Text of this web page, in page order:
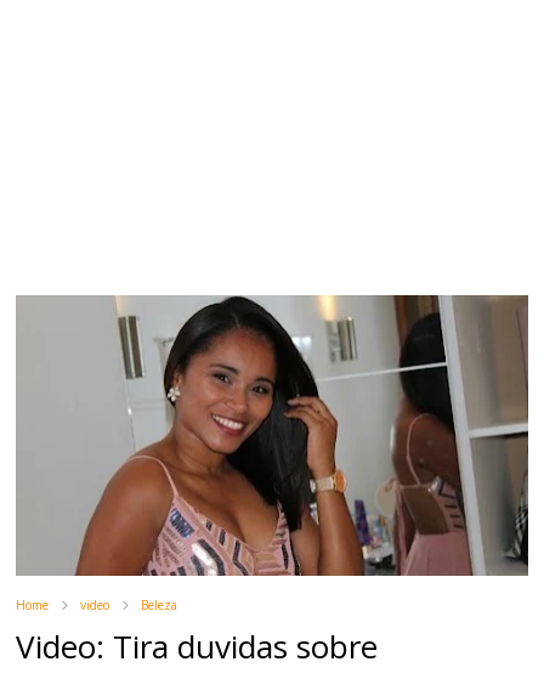
Home video Beleza
Video: Tira duvidas sobre